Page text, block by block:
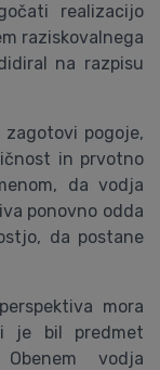
realizacijo
raziskovalnega
na razpisu
pogoje,
in prvotno
da vodja
ponovno odda
da postane
mora
je bil predmet
vodja